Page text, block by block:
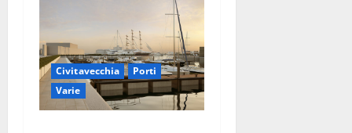
e
a
r
Civitavecchia
Porti
Varie